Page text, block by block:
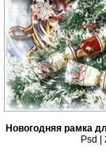
Новогодняя рамка
Psd |